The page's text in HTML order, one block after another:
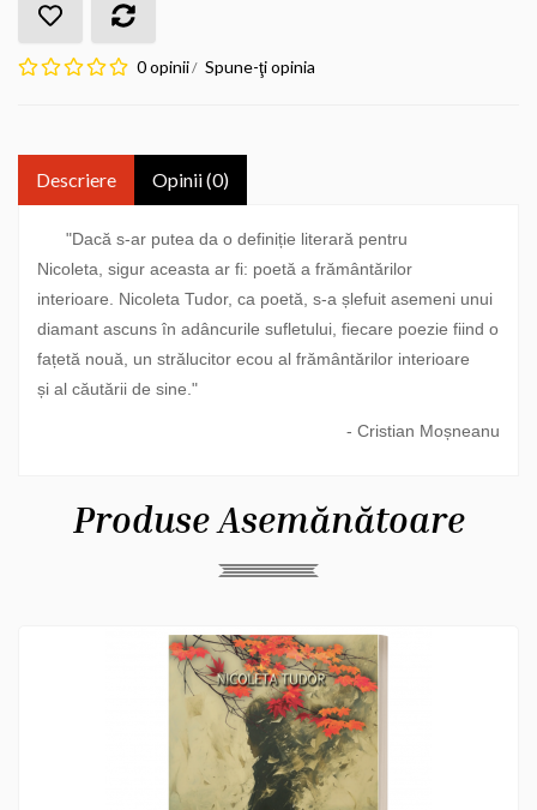
0 opinii/ Spune-ţi opinia
Descriere Opinii (0)
"Dacă s-ar putea da o definiție literară pentru
Nicoleta, sigur aceasta ar fi: poetă a frământărilor
interioare. Nicoleta Tudor, ca poetă, s-a șlefuit asemeni unui
diamant ascuns în adâncurile sufletului, fiecare poezie fiind o
fațetă nouă, un strălucitor ecou al frământărilor interioare
și al căutării de sine."
- Cristian Moșneanu
Produse Asemănătoare